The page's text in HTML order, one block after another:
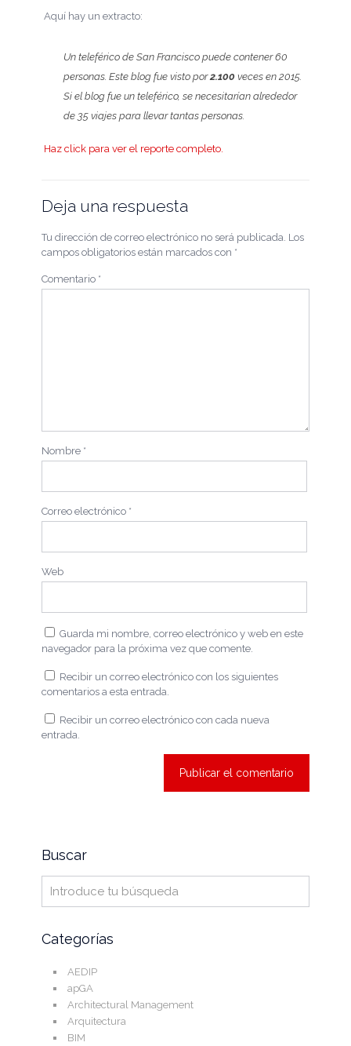
Aquí hay un extracto:
Un teleférico de San Francisco puede contener 60
personas. Este blog fue visto por2.100 veces en 2015.
Si el blog fue un teleférico, se necesitarían alrededor
de 35 viajes para llevar tantas personas.
Haz click para ver el reporte completo.
Deja una respuesta
Tu dirección de correo electrónico no será publicada. Los
campos obligatorios están marcados con *
Comentario *
Nombre *
Correo electrónico *
Web
Guarda mi nombre, correo electrónico y web en este
navegador para la próxima vez que comente.
Recibir un correo electrónico con los siguientes
comentarios a esta entrada.
Recibir un correo electrónico con cada nueva
entrada.
Buscar
Categorías
AEDIP
apGA
Architectural Management
Arquitectura
BIM